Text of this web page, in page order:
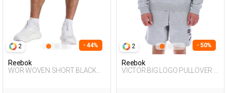
2 - 44%
Reebok
WOR WOVEN SHORT BLACK
2 - 50%
Reebok
VICTOR BIG LOGO PULLOVER L